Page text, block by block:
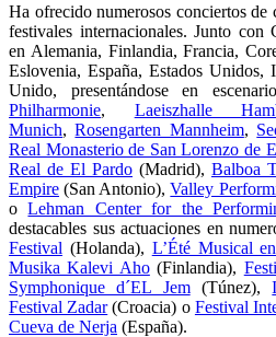
Ha ofrecido numerosos conciertos
festivales internacionales. Junto con
en Alemania, Finlandia, Francia,
Eslovenia, España, Estados
Unido, presentándose en
Philharmonie, Laeiszhalle
Munich,Rosengarten Mannheim,
Real Monasterio de San Lorenzo de
Real de El Pardo (Madrid), Balboa
Empire (San Antonio),Valley
oLehman Center for the
destacables sus actuaciones en
Festival (Holanda), L’Été Musical
Musika Kalevi Aho(Finlandia),
Symphonique d´EL Jem(Túnez),
Festival Zadar(Croacia) o Festival
Cueva de Nerja (España).